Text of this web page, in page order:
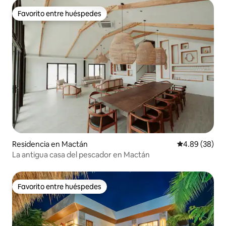
Favorito entre huéspedes
Favorito entre huéspedes
Residencia en Mactán Calificación
4.89 (38)
La antigua casa del pescador en Mactán
Favorito entre huéspedes
Favorito entre huéspedes